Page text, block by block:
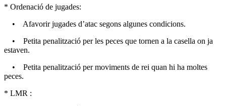
* Ordenació de jugades:
• Afavorir jugades d’atac segons algunes condicions.
• Petita penalització per les peces que tornen a la casella on ja
estaven.
• Petita penalització per moviments de rei quan hi ha moltes
peces.
* LMR :